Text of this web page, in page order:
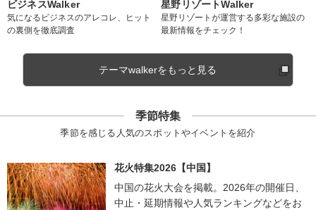
ビジネスWalker
気になるビジネスのアレコレ、ヒット
の裏側を徹底調査
星野リゾートWalker
星野リゾートが運営する多彩な施設の
最新情報をチェック！
テーマwalkerをもっと見る
季節特集
季節を感じる人気のスポットやイベントを紹介
花火特集2026【中国】
中国の花火大会を掲載。2026年の開催日、
中止・延期情報や人気ランキングなどをお